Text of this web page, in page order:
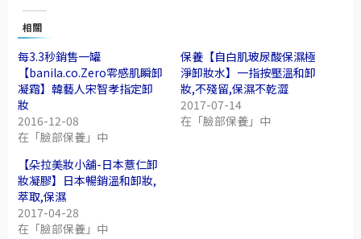
相關
每3.3秒銷售一罐
【banila.co.Zero零感肌瞬卸
凝霜】韓藝人宋智孝指定卸
妝
2016-12-08
在「臉部保養」中
保養【自白肌玻尿酸保濕極
淨卸妝水】一指按壓溫和卸
妝,不殘留,保濕不乾澀
2017-07-14
在「臉部保養」中
【朵拉美妝小舖-日本薏仁卸
妝凝膠】日本暢銷溫和卸妝,
萃取,保濕
2017-04-28
在「臉部保養」中